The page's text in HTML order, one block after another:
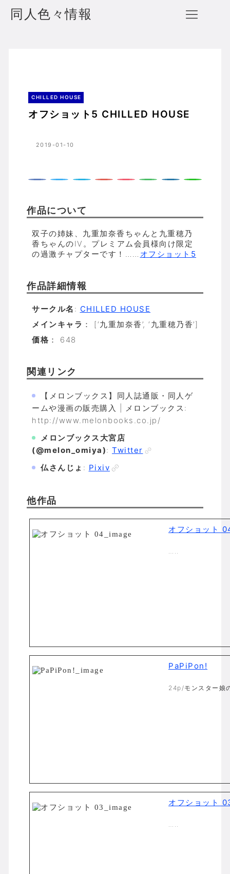
同人色々情報
CHILLED HOUSE
オフショット5 CHILLED HOUSE
2019-01-10
作品について
双子の姉妹、九重加奈香ちゃんと九重穂乃
香ちゃんのIV。プレミアム会員様向け限定
の過激チャプターです！…… オフショット5
作品詳細情報
サークル名 : CHILLED HOUSE
メインキャラ ： [‘九重加奈香’, ‘九重穂乃香’]
価格 ： 648
関連リンク
【メロンブックス】同人誌通販・同人ゲ
ームや漫画の販売購入 | メロンブックス:
http://www.melonbooks.co.jp/
メロンブックス大宮店
(@melon_omiya): Twitter
仏さんじょ : Pixiv
他作品
オフショット
…..
PaPiPon!
24p/モンスター娘
オフショット
…..